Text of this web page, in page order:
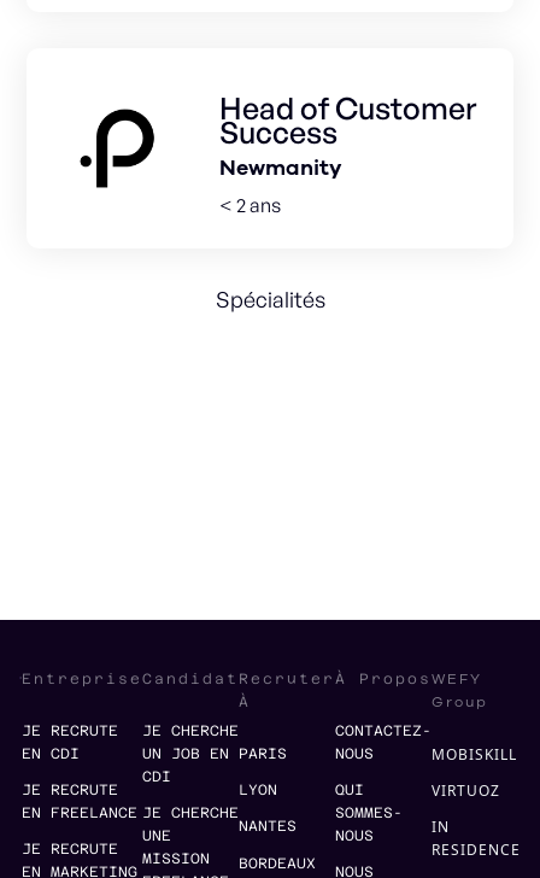
Head of Customer
Success
Newmanity
< 2 ans
Spécialités
Entreprise
JE RECRUTE
EN CDI
JE RECRUTE
EN FREELANCE
JE RECRUTE
EN MARKETING
Candidat
JE CHERCHE
UN JOB EN
CDI
JE CHERCHE
UNE
MISSION
Recruter
À
PARIS
LYON
NANTES
BORDEAUX
À Propos
CONTACTEZ-
NOUS
QUI
SOMMES-
NOUS
NOUS
WEFY
Group
MOBISKILL
VIRTUOZ
IN
RESIDENCE